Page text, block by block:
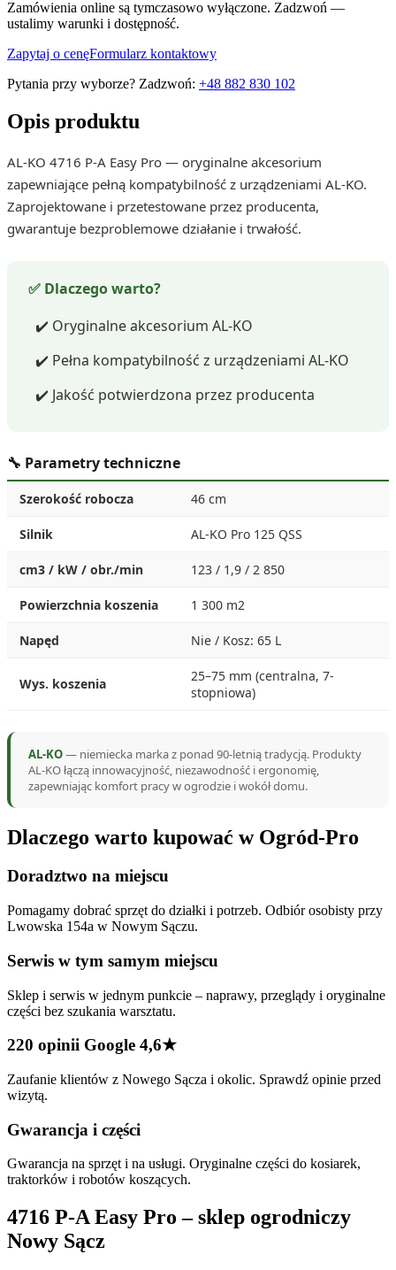
Zamówienia online są tymczasowo wyłączone. Zadzwoń —
ustalimy warunki i dostępność.
Zapytaj o cenęFormularz kontaktowy
Pytania przy wyborze? Zadzwoń: +48 882 830 102
Opis produktu
AL-KO 4716 P-A Easy Pro — oryginalne akcesorium
zapewniające pełną kompatybilność z urządzeniami AL-KO.
Zaprojektowane i przetestowane przez producenta,
gwarantuje bezproblemowe działanie i trwałość.
✅ Dlaczego warto?
✔️ Oryginalne akcesorium AL-KO
✔️ Pełna kompatybilność z urządzeniami AL-KO
✔️ Jakość potwierdzona przez producenta
🔧 Parametry techniczne
Szerokość robocza 46 cm
Silnik AL-KO Pro 125 QSS
cm3 / kW / obr./min 123 / 1,9 / 2 850
Powierzchnia koszenia 1 300 m2
Napęd Nie / Kosz: 65 L
Wys. koszenia
25–75 mm (centralna, 7-
stopniowa)
AL-KO— niemiecka marka z ponad 90-letnią tradycją. Produkty
AL-KO łączą innowacyjność, niezawodność i ergonomię,
zapewniając komfort pracy w ogrodzie i wokół domu.
Dlaczego warto kupować w Ogród-Pro
Doradztwo na miejscu
Pomagamy dobrać sprzęt do działki i potrzeb. Odbiór osobisty przy
Lwowska 154a w Nowym Sączu.
Serwis w tym samym miejscu
Sklep i serwis w jednym punkcie – naprawy, przeglądy i oryginalne
części bez szukania warsztatu.
220 opinii Google 4,6★
Zaufanie klientów z Nowego Sącza i okolic. Sprawdź opinie przed
wizytą.
Gwarancja i części
Gwarancja na sprzęt i na usługi. Oryginalne części do kosiarek,
traktorków i robotów koszących.
4716 P-A Easy Pro – sklep ogrodniczy
Nowy Sącz